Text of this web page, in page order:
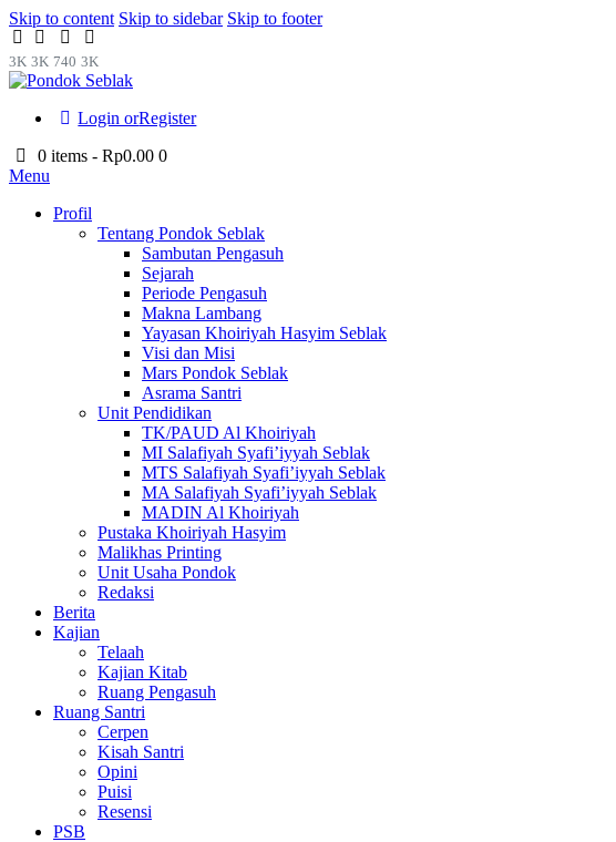
Skip to content Skip to sidebar Skip to footer
3K 3K 740 3K
Login orRegister
0 items -Rp0.00 0
Menu
Profil
Tentang Pondok Seblak
Sambutan Pengasuh
Sejarah
Periode Pengasuh
Makna Lambang
Yayasan Khoiriyah Hasyim Seblak
Visi dan Misi
Mars Pondok Seblak
Asrama Santri
Unit Pendidikan
TK/PAUD Al Khoiriyah
MI Salafiyah Syafi’iyyah Seblak
MTS Salafiyah Syafi’iyyah Seblak
MA Salafiyah Syafi’iyyah Seblak
MADIN Al Khoiriyah
Pustaka Khoiriyah Hasyim
Malikhas Printing
Unit Usaha Pondok
Redaksi
Berita
Kajian
Telaah
Kajian Kitab
Ruang Pengasuh
Ruang Santri
Cerpen
Kisah Santri
Opini
Puisi
Resensi
PSB